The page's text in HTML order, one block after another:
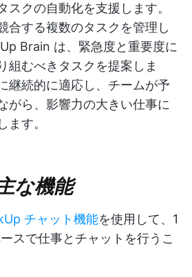
スクの自動化を支援します。
合する複数のタスクを管理し
Brain は、緊急度と重要度に
組むべきタスクを提案しま
継続的に適応し、チームが予
がら、影響力の大きい仕事に
ます。
な機能
チャット機能を使用して、1
スで仕事とチャットを行うこ